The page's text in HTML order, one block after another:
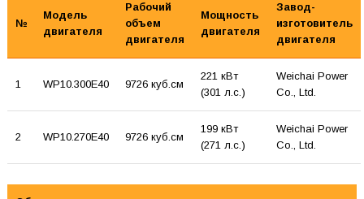
№
Модель
двигателя
Рабочий
объем
двигателя
Мощность
двигателя
Завод-
изготовитель
двигателя
1 WP10.300E40 9726 куб.см
221 кВт
(301 л.с.)
Weichai Power
Co., Ltd.
2 WP10.270E40 9726 куб.см
199 кВт
(271 л.с.)
Weichai Power
Co., Ltd.